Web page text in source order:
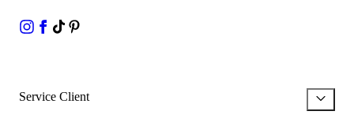
Service Client